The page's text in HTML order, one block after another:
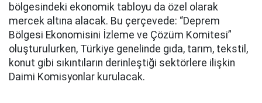
bölgesindeki ekonomik tabloyu da özel olarak
mercek altına alacak. Bu çerçevede: “Deprem
Bölgesi Ekonomisini İzleme ve Çözüm Komitesi”
oluşturulurken, Türkiye genelinde gıda, tarım, tekstil,
konut gibi sıkıntıların derinleştiği sektörlere ilişkin
Daimi Komisyonlar kurulacak.